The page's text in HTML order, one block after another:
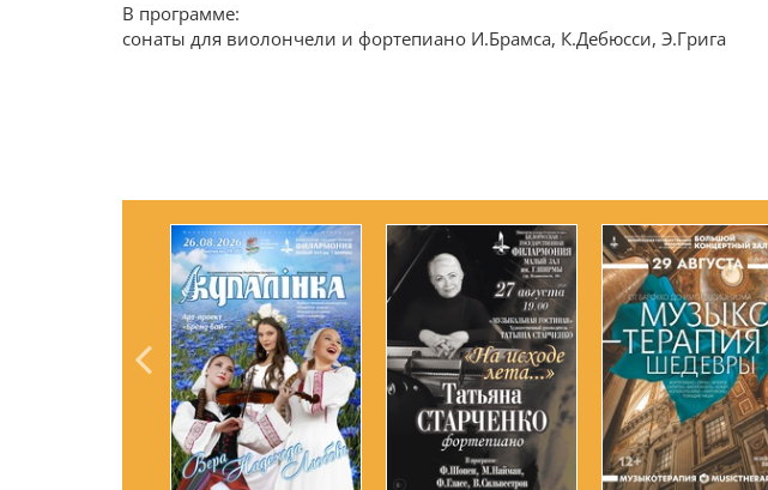
В программе:
сонаты для виолончели и фортепиано И.Брамса, К.Дебюсси, Э.Грига